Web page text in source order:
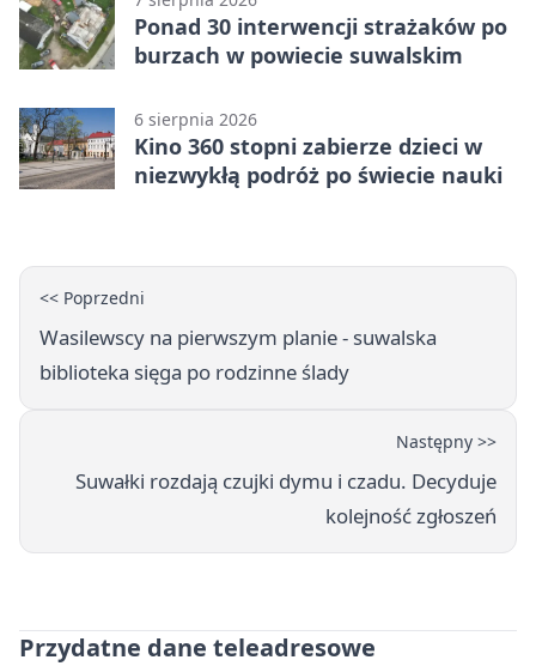
Ponad 30 interwencji strażaków po
burzach w powiecie suwalskim
6 sierpnia 2026
Kino 360 stopni zabierze dzieci w
niezwykłą podróż po świecie nauki
<< Poprzedni
Wasilewscy na pierwszym planie - suwalska
biblioteka sięga po rodzinne ślady
Następny >>
Suwałki rozdają czujki dymu i czadu. Decyduje
kolejność zgłoszeń
Przydatne dane teleadresowe